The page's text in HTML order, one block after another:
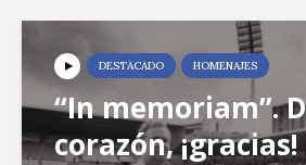
DESTACADO HOMENAJES
“In memoriam”.
corazón, ¡gracias!